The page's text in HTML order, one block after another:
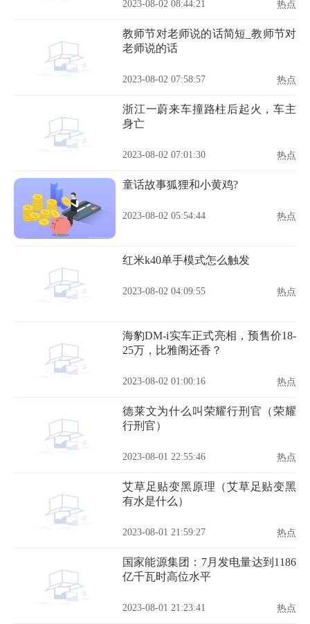
2023-08-02 08:44:21 热点
教师节对老师说的话简短_教师节对
老师说的话
2023-08-02 07:58:57 热点
浙江一蔚来车撞路柱后起火，车主
身亡
2023-08-02 07:01:30 热点
童话故事狐狸和小黄鸡?
2023-08-02 05:54:44 热点
红米k40单手模式怎么触发
2023-08-02 04:09:55 热点
海豹DM-i实车正式亮相，预售价18-
25万，比雅阁还香？
2023-08-02 01:00:16 热点
德莱文为什么叫荣耀行刑官（荣耀
行刑官）
2023-08-01 22:55:46 热点
艾草足贴变黑原理（艾草足贴变黑
有水是什么）
2023-08-01 21:59:27 热点
国家能源集团：7月发电量达到1186
亿千瓦时高位水平
2023-08-01 21:23:41 热点